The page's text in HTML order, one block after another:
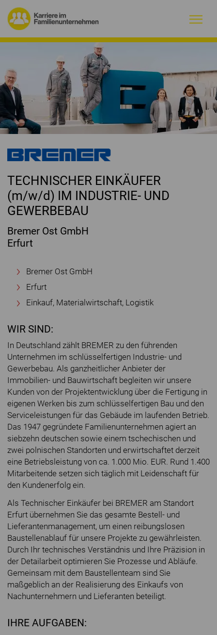
Warum Familienunternehmen?
Firmenprofile
Jobs
Magazin
Initiative
Kontakt
TECHNISCHER EINKÄUFER
(m/w/d) IM INDUSTRIE- UND
GEWERBEBAU
Bremer Ost GmbH
Erfurt
Bremer Ost GmbH
Erfurt
Einkauf, Materialwirtschaft, Logistik
WIR SIND:
In Deutschland zählt BREMER zu den führenden
Unternehmen im schlüsselfertigen Industrie- und
Gewerbebau. Als ganzheitlicher Anbieter der
Immobilien- und Bauwirtschaft begleiten wir unsere
Kunden von der Projektentwicklung über die Fertigung in
eigenen Werken bis zum schlüsselfertigen Bau und den
Serviceleistungen für das Gebäude im laufenden Betrieb.
Das 1947 gegründete Familienunternehmen agiert an
siebzehn deutschen sowie einem tschechischen und
zwei polnischen Standorten und erwirtschaftet derzeit
eine Betriebsleistung von ca. 1.000 Mio. EUR. Rund 1.400
Mitarbeitende setzen sich täglich mit Leidenschaft für
den Kundenerfolg ein.
Als Technischer Einkäufer bei BREMER am Standort
Erfurt übernehmen Sie das gesamte Bestell- und
Lieferantenmanagement, um einen reibungslosen
Baustellenablauf für unsere Projekte zu gewährleisten.
Durch Ihr technisches Verständnis und Ihre Präzision in
der Detailarbeit optimieren Sie Prozesse und Abläufe.
Gemeinsam mit dem Baustellenteam sind Sie
maßgeblich an der Realisierung des Einkaufs von
Nachunternehmern und Lieferanten beteiligt.
IHRE AUFGABEN: